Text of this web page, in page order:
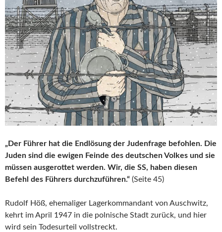
„Der Führer hat die Endlösung der Judenfrage befohlen. Die
Juden sind die ewigen Feinde des deutschen Volkes und sie
müssen ausgerottet werden. Wir, die SS, haben diesen
Befehl des Führers durchzuführen.“ (Seite 45)
Rudolf Höß, ehemaliger Lagerkommandant von Auschwitz,
kehrt im April 1947 in die polnische Stadt zurück, und hier
wird sein Todesurteil vollstreckt.